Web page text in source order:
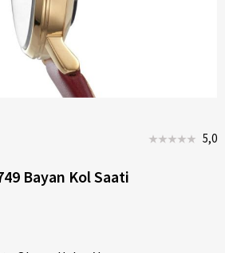
5,0
Bayan Kol Saati